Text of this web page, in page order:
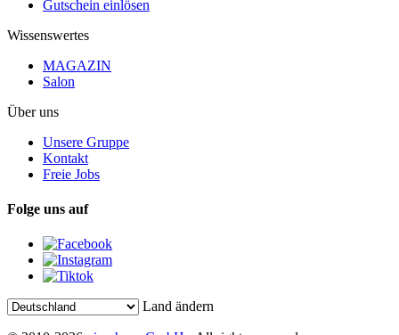
Gutschein einlösen
Wissenswertes
MAGAZIN
Salon
Über uns
Unsere Gruppe
Kontakt
Freie Jobs
Folge uns auf
Land ändern